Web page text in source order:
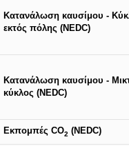
Κατανάλωση καυσίμου -
εκτός πόλης (NEDC)
Κατανάλωση καυσίμου -
κύκλος (NEDC)
Εκπομπές CO2 (NEDC)